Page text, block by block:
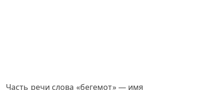
Часть речи слова «бегемот» — имя